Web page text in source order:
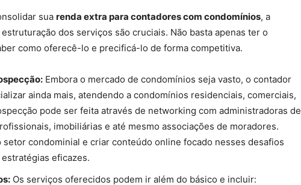
sua renda extra para contadores com condomínios, a
dos serviços são cruciais. Não basta apenas ter o
como oferecê-lo e precificá-lo de forma competitiva.
Embora o mercado de condomínios seja vasto, o contador
ainda mais, atendendo a condomínios residenciais, comerciais,
pode ser feita através de networking com administradoras de
imobiliárias e até mesmo associações de moradores.
condominial e criar conteúdo online focado nesses desafios
eficazes.
Os serviços oferecidos podem ir além do básico e incluir: